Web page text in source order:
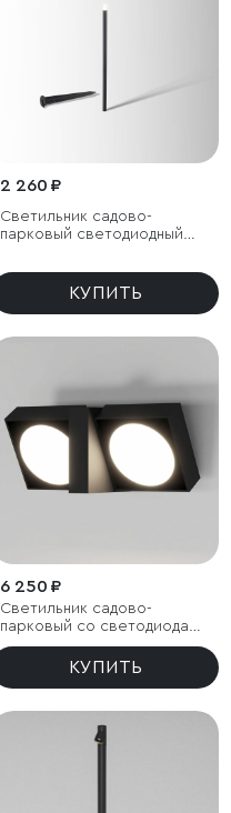
2 260 ₽
Светильник садово-
парковый светодиодный
КУПИТЬ
6 250 ₽
Светильник садово-
парковый со светодиодами
поворотный Twin
КУПИТЬ